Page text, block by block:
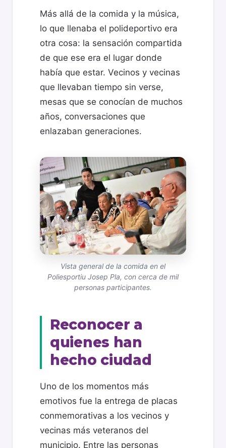
Más allá de la comida y la música,
lo que llenaba el polideportivo era
otra cosa: la sensación compartida
de que ese era el lugar donde
había que estar. Vecinos y vecinas
que llevaban tiempo sin verse,
mesas que se conocían de muchos
años, conversaciones que
enlazaban generaciones.
Vista general de la comida en el
Poliesportiu Josep Pla, con cerca de mil
personas participantes.
Reconocer a
quienes han
hecho ciudad
Uno de los momentos más
emotivos fue la entrega de placas
conmemorativas a los vecinos y
vecinas más veteranos del
municipio. Entre las personas